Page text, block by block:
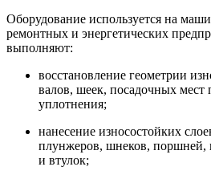
Оборудование используется на
ремонтных и энергетических
выполняют:
восстановление геометрии
валов, шеек, посадочных
уплотнения;
нанесение износостойких
плунжеров, шнеков, поршней,
и втулок;